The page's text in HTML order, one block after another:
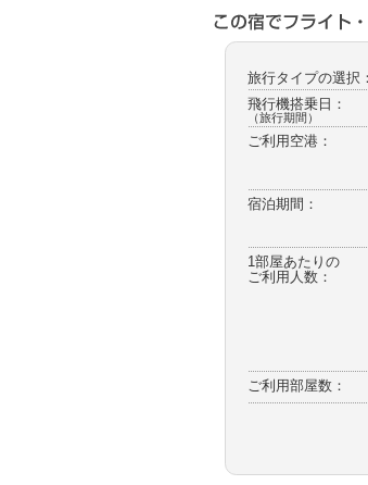
旅行タイプの選択：
飛行機搭乗日：
（旅行期間）
ご利用空港：
宿泊期間：
1部屋あたりの
ご利用人数：
ご利用部屋数：